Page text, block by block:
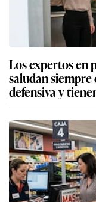
Los expertos en
saludan siempre
defensiva y